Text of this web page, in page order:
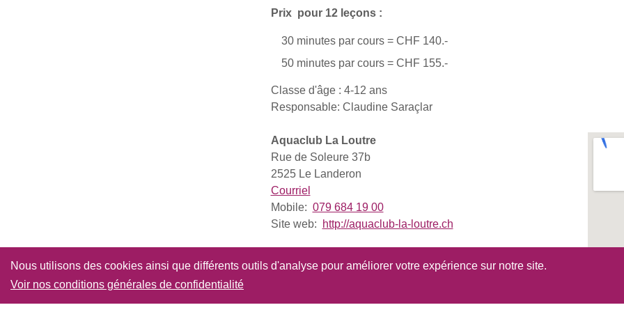
Prix pour 12 leçons :
30 minutes par cours = CHF 140.-
50 minutes par cours = CHF 155.-
Classe d'âge : 4-12 ans
Responsable: Claudine Saraçlar
Aquaclub La Loutre
Rue de Soleure 37b
2525 Le Landeron
Courriel
Mobile: 079 684 19 00
Site web:
http://aquaclub-la-loutre.ch
Nous utilisons des cookies ainsi que différents outils d'analyse pour améliorer votre expérience sur notre site.
Voir nos conditions générales de confidentialité